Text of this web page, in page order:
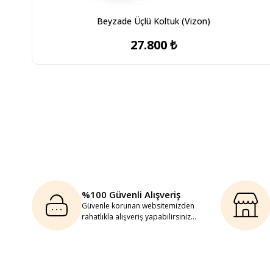
Beyzade Üçlü Koltuk (Vizon)
27.800 ₺
%100 Güvenli Alışveriş
Güvenle korunan websitemizden
rahatlıkla alışveriş yapabilirsiniz...